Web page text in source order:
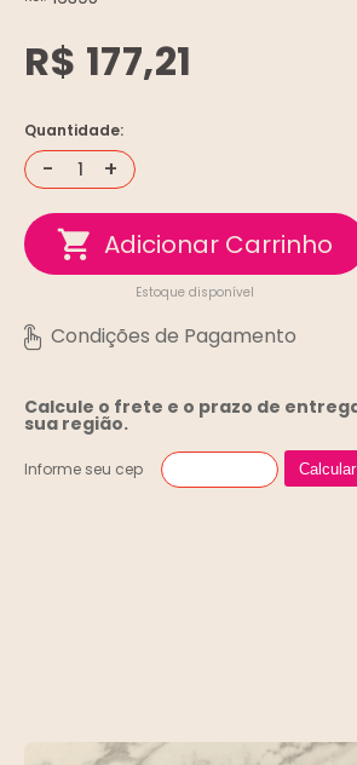
R$ 177,21
Quantidade:
- +
Estoque disponível
Calcule o frete e o prazo de
sua região.
Informe seu cep Calcular